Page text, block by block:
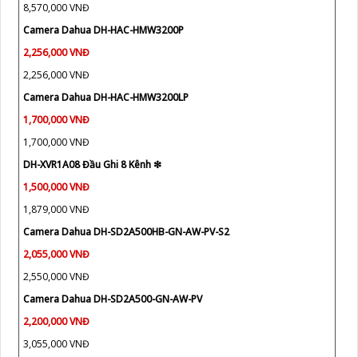
8,570,000 VNĐ
Camera Dahua DH-HAC-HMW3200P
2,256,000 VNĐ
2,256,000 VNĐ
Camera Dahua DH-HAC-HMW3200LP
1,700,000 VNĐ
1,700,000 VNĐ
DH-XVR1A08 Đầu Ghi 8 Kênh ❇
1,500,000 VNĐ
1,879,000 VNĐ
Camera Dahua DH-SD2A500HB-GN-AW-PV-S2
2,055,000 VNĐ
2,550,000 VNĐ
Camera Dahua DH-SD2A500-GN-AW-PV
2,200,000 VNĐ
3,055,000 VNĐ